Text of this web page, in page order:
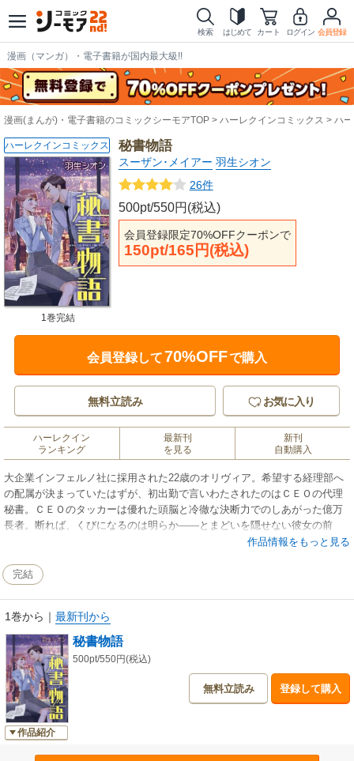
検索 はじめて カート ログイン 会員登録
漫画（マンガ）・電子書籍が国内最大級!!
漫画(まんが)・電子書籍のコミックシーモアTOP ハーレクインコミックス ハ
秘書物語
スーザン･メイアー 羽生シオン
26件
500pt/550円(税込)
会員登録限定70%OFFクーポンで
150pt/165円(税込)
ハーレクインコミックス
1巻完結
会員登録して70%OFFで購入
無料立読み お気に入り
ハーレクイン
ランキング
最新刊
を見る
新刊
自動購入
大企業インフェルノ社に採用された22歳のオリヴィア。希望する経理部へ
の配属が決まっていたはずが、初出勤で言いわたされたのはＣＥＯの代理
秘書。ＣＥＯのタッカーは優れた頭脳と冷徹な決断力でのしあがった億万
長者。断れば、くびになるのは明らか――とまどいを隠せない彼女の前
に、長身の美しい男性が現れた。この人が…私のボス？ 恐れと憧れのは
も質問もしてはいけない。言われた仕事だけすればいい」
作品情報をもっと見る
完結
1巻から ｜ 最新刊から
作品紹介
秘書物語
500pt/550円(税込)
無料立読み 登録して購入